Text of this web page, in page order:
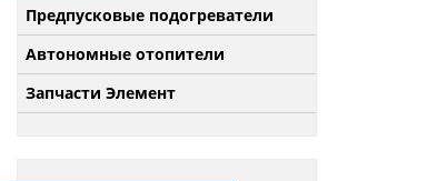
Предпусковые подогреватели
Автономные отопители
Запчасти Элемент